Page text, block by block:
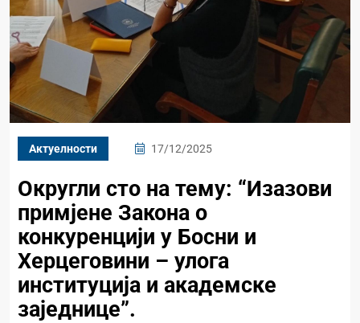
Актуелности 17/12/2025
Округли сто на тему: “Изазови
примјене Закона о
конкуренцији у Босни и
Херцеговини – улога
институција и академске
заједнице”.